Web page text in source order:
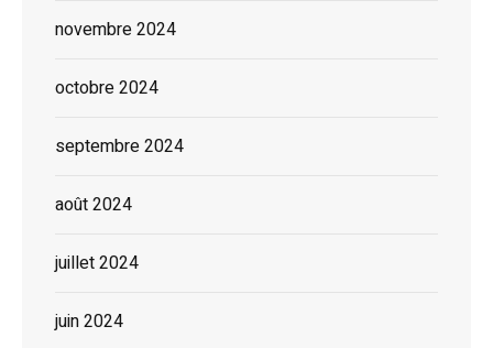
novembre 2024
octobre 2024
septembre 2024
août 2024
juillet 2024
juin 2024